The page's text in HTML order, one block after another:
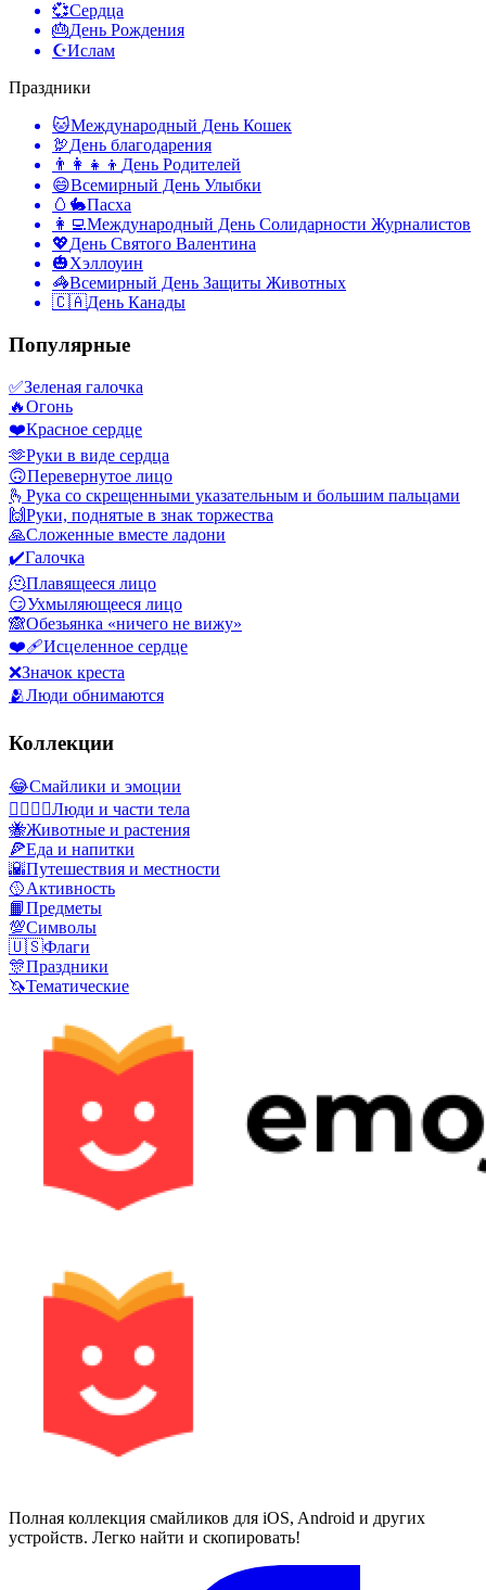
💞Сердца
🎂День Рождения
☪️Ислам
Праздники
🐱Международный День Кошек
🦃День благодарения
👨‍👩‍👧‍👦 День Родителей
😄Всемирный День Улыбки
🥚🐇Пасха
👩‍💻Международный День Солидарности Журналистов
💖День Святого Валентина
🎃Хэллоуин
🦓Всемирный День Защиты Животных
🇨🇦День Канады
Популярные
✅Зеленая галочка
🔥Огонь
❤️Красное сердце
🫶Руки в виде сердца
🙃Перевернутое лицо
🫰 Рука со скрещенными указательным и большим пальцами
🙌Руки, поднятые в знак торжества
🙏Сложенные вместе ладони
✔️Галочка
🫠Плавящееся лицо
😏Ухмыляющееся лицо
🙈Обезьянка «ничего не вижу»
❤️‍🩹Исцеленное сердце
❌Значок креста
🫂Люди обнимаются
Коллекции
😂Смайлики и эмоции
👩‍❤️‍💋‍👨Люди и части тела
🐝Животные и растения
🍕Еда и напитки
🌇Путешествия и местности
🥎Активность
📙Предметы
💯Символы
🇺🇸Флаги
🎊Праздники
🦄Тематические
Полная коллекция смайликов для iOS, Android и других
устройств. Легко найти и скопировать!